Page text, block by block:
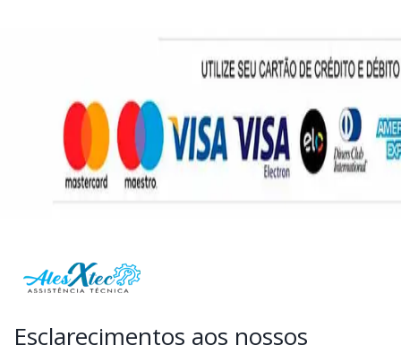
Esclarecimentos aos nossos